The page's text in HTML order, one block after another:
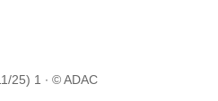
25) 1 © ADAC